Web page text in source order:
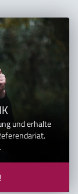
und erhalte